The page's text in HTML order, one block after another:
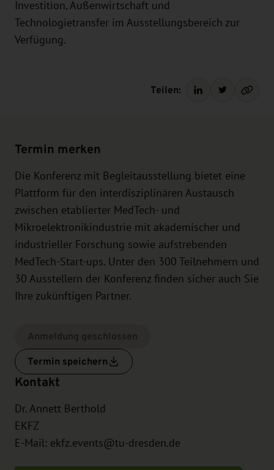
Investition, Außenwirtschaft und
Technologietransfer im Ausstellungsbereich zur
Verfügung.
Teilen:
Termin merken
Die Konferenz mit Begleitausstellung bietet eine
Plattform für den interdisziplinären Austausch
zwischen etablierter MedTech- und
Mikroelektronikindustrie mit akademischer und
industrieller Forschung sowie aufstrebenden
MedTech-Start-ups. Unter den 300 Teilnehmern und
30 Ausstellern der Konferenz finden sicher auch Sie
Ihre zukünftigen Partner.
Termin speichern
Kontakt
Dr. Annett Berthold
EKFZ
E-Mail: ekfz.events@tu-dresden.de